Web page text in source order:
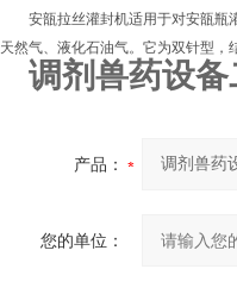
安瓿拉丝灌封机适用于对安瓿瓶
天然气、液化石油气。它为双针型，
调剂兽药设
产品：
您的单位：